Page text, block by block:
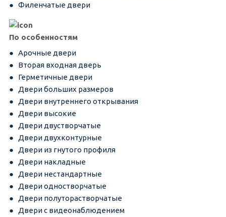
Филенчатые двери
По особенностям
Арочные двери
Вторая входная дверь
Герметичные двери
Двери больших размеров
Двери внутреннего открывания
Двери высокие
Двери двустворчатые
Двери двухконтурные
Двери из гнутого профиля
Двери накладные
Двери нестандартные
Двери одностворчатые
Двери полуторастворчатые
Двери с видеонаблюдением